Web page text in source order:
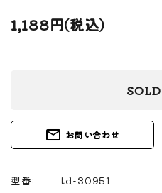
1,188円(税込)
mail_outline お問い合わせ
型番: td-30951